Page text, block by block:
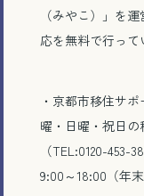
（みやこ）」を
応を無料で行って
・京都市移住サ
曜・日曜・祝日
（TEL:0120-
9:00～18:00（年